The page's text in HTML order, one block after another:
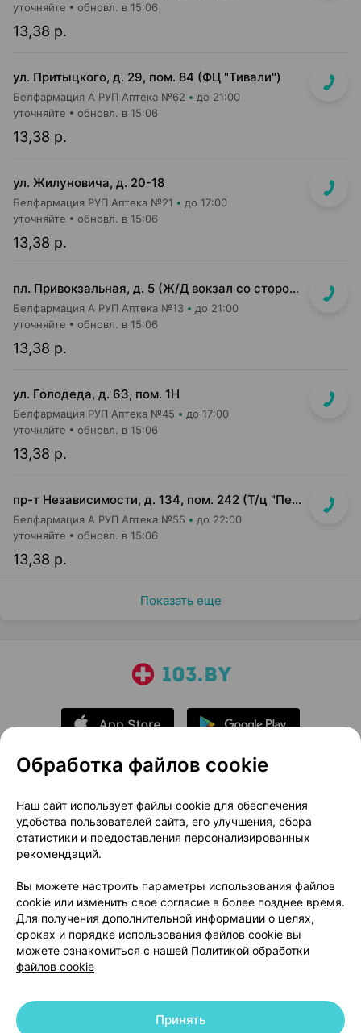
13,38 р.
уточняйте обновл. в 15:06
ул. Притыцкого, д. 29, пом. 84 (ФЦ "Тивали")
Белфармация А РУП Аптека №62 до 21:00
13,38 р.
уточняйте обновл. в 15:06
ул. Жилуновича, д. 20-18
Белфармация РУП Аптека №21 до 17:00
13,38 р.
уточняйте обновл. в 15:06
пл. Привокзальная, д. 5 (Ж/Д вокзал со стороны ул.Кирова по направлению ко входу в метро)
Белфармация А РУП Аптека №13 до 21:00
13,38 р.
уточняйте обновл. в 15:06
ул. Голодеда, д. 63, пом. 1Н
Белфармация РУП Аптека №45 до 17:00
13,38 р.
уточняйте обновл. в 15:06
пр-т Независимости, д. 134, пом. 242 (Т/ц "Першы нацыянальны гандлёвы дом")
Белфармация А РУП Аптека №55 до 22:00
13,38 р.
уточняйте обновл. в 15:06
Показать еще
О проекте
Новости проекта
Размещение рекламы
Медицинский маркетинг
Публичный договор
Доставка
Способы оплаты
Вакансии
Партнеры
Написать руководителю 103.by
Написать в поддержку
Персональные настройки Cookie
Обработка файлов cookie
Наш сайт использует файлы cookie для обеспечения
удобства пользователей сайта, его улучшения, сбора
статистики и предоставления персонализированных
рекомендаций.
Вы можете настроить параметры использования файлов
cookie или изменить свое согласие в более позднее время.
Для получения дополнительной информации о целях,
сроках и порядке использования файлов cookie вы
можете ознакомиться с нашей Политикой обработки
файлов cookie
Принять